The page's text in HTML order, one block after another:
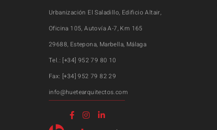
Urbanización El Saladillo, Edificio Altair,
Oficina 105, Autovía A-7, Km 165
29688, Estepona, Marbella, Málaga
Tel.: [+34] 952 79 80 10
Fax: [+34] 952 79 82 29
info@huetearquitectos.com